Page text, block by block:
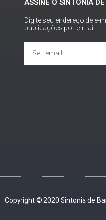
ASSINE O SINTONIA
Digite seu endereço de e-
publicações por e-mail.
Copyright © 2020 Sintonia de